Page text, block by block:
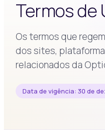
Termos de
Os termos que
dos sites,
relacionados da
Data de vigência: 30 de